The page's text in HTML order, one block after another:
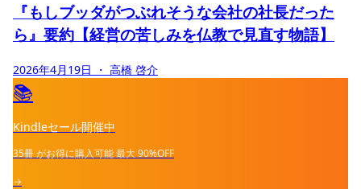
『もしブッダがつぶれそうな会社の社長だった
ら』要約【経営の苦しみを仏教で見直す物語】
2026年4月19日 ・ 高橋 啓介
📚
Kindleセール開催中
35冊がお得に購入可能最大90%OFF
→